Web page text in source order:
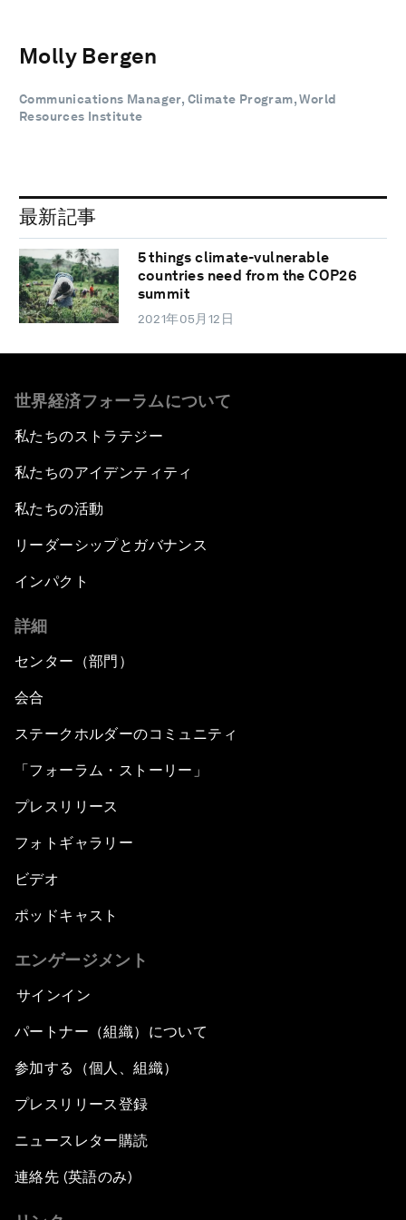
Molly Bergen
Communications Manager, Climate Program, World
Resources Institute
最新記事
5 things climate-vulnerable
countries need from the COP26
summit
2021年05月12日
世界経済フォーラムについて
私たちのストラテジー
私たちのアイデンティティ
私たちの活動
リーダーシップとガバナンス
インパクト
詳細
センター（部門）
会合
ステークホルダーのコミュニティ
「フォーラム・ストーリー」
プレスリリース
フォトギャラリー
ビデオ
ポッドキャスト
エンゲージメント
サインイン
パートナー（組織）について
参加する（個人、組織）
プレスリリース登録
ニュースレター購読
連絡先 (英語のみ)